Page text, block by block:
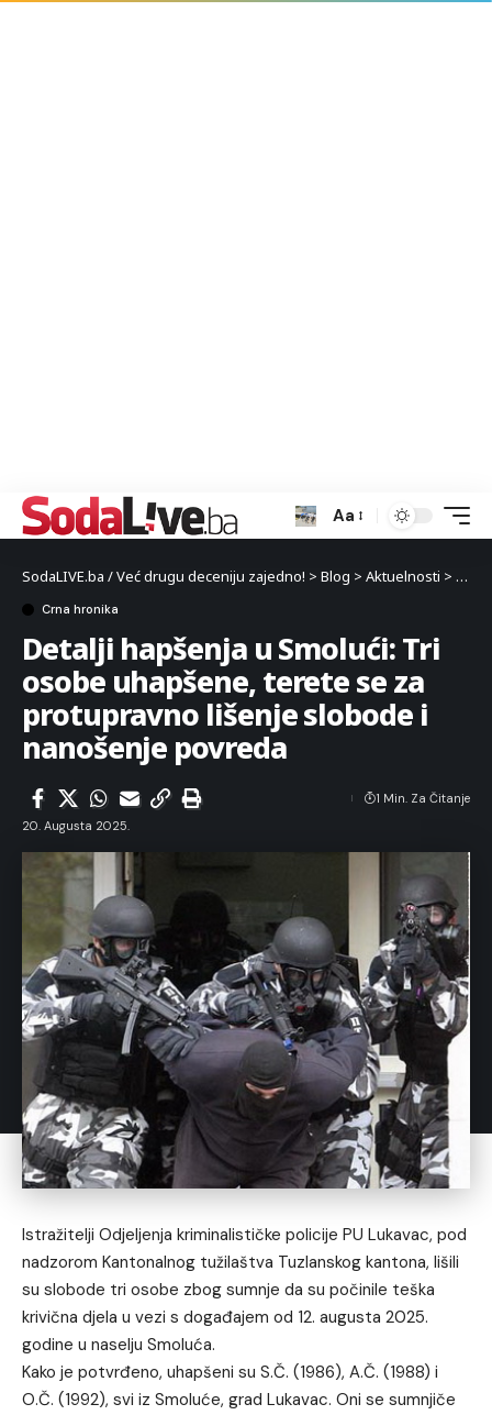
Aa
SodaLIVE.ba / Već drugu deceniju zajedno! > Blog > Aktuelnosti > Crna
Crna hronika
Detalji hapšenja u Smolući: Tri
osobe uhapšene, terete se za
protupravno lišenje slobode i
nanošenje povreda
20. Augusta 2025.
1 Min. Za Čitanje
Istražitelji Odjeljenja kriminalističke policije PU Lukavac, pod
nadzorom Kantonalnog tužilaštva Tuzlanskog kantona, lišili
su slobode tri osobe zbog sumnje da su počinile teška
krivična djela u vezi s događajem od 12. augusta 2025.
godine u naselju Smoluća.
Kako je potvrđeno, uhapšeni su S.Č. (1986), A.Č. (1988) i
O.Č. (1992), svi iz Smoluće, grad Lukavac. Oni se sumnjiče